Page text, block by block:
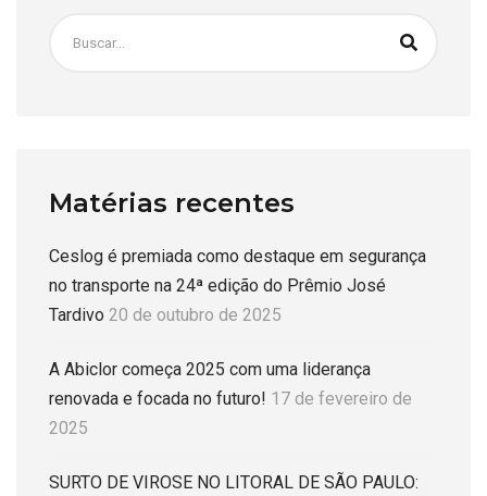
Matérias recentes
Ceslog é premiada como destaque em segurança
no transporte na 24ª edição do Prêmio José
Tardivo 20 de outubro de 2025
A Abiclor começa 2025 com uma liderança
renovada e focada no futuro! 17 de fevereiro de
2025
SURTO DE VIROSE NO LITORAL DE SÃO PAULO: